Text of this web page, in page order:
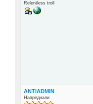
Relentless troll
ANTIADMIN
Напреднали